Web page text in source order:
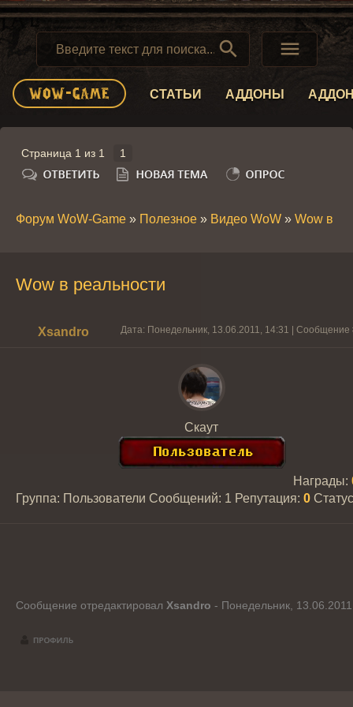
 
СТАТЬИ АДДОНЫ
Страница 1 из 1 1
Форум WoW-Game » Полезное » Видео WoW » Wow в
Wow в реальности
Xsandro Дата: Понедельник, 13.06.2011, 14:31 |
Скаут
Группа: Пользователи Сообщений: 1
Награды:
Репутация: 0
Сообщение отредактировал Xsandro - Понедельник,